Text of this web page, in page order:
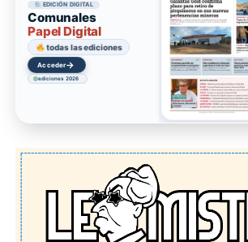
EDICIÓN DIGITAL
Comunales
Papel Digital
todas las ediciones
Acceder→
ediciones 2026